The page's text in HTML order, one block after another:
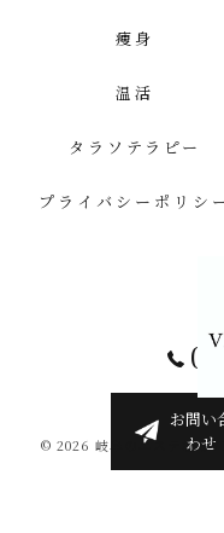
お問い
わせ
痩身
温活
タラソテラピー
プライバシーポリシ
© 2026 岐阜のエステな